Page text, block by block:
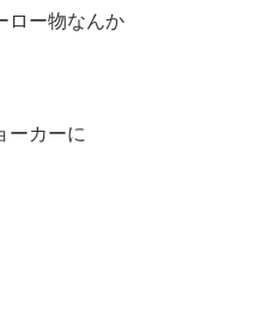
ロー物なんか
ーカーに